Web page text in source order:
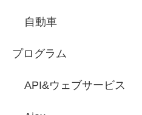
自動車
プログラム
API&ウェブサービス